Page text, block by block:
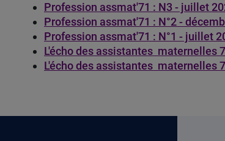
Profession assmat'71 : N3 - juillet
Profession assmat'71 : N°2 -
Profession assmat'71 : N°1 - juillet
L'écho des assistantes maternelles
L'écho des assistantes maternelles